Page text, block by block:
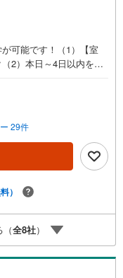
可能です！（1）【室
2）本日～4日以内をご
でのお問い合わせがス
宅●15帖超のLDKは人
●嬉しい全居室収納付き
店舗です】 当店で物
プレゼント！◆エステー
ポート社外のファイナ
半年の設備修理サービス
案可能4.見学時、建築
ム費用をお伝えするな
っかりサポートCSサポ
かりサポートします
29件
）
（全8社）